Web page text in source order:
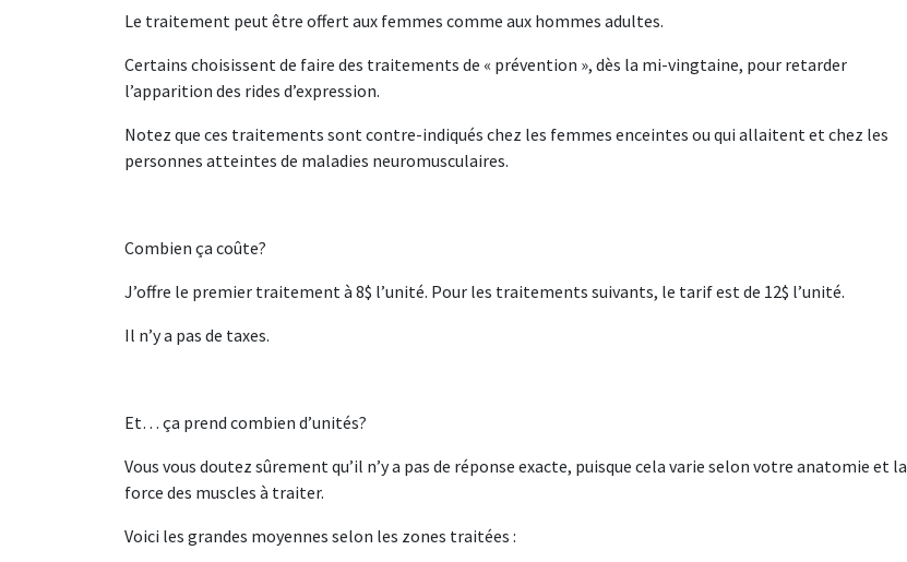
Le traitement peut être offert aux femmes comme aux hommes adultes.
Certains choisissent de faire des traitements de « prévention », dès la mi-vingtaine, pour retarder
l’apparition des rides d’expression.
Notez que ces traitements sont contre-indiqués chez les femmes enceintes ou qui allaitent et chez les
personnes atteintes de maladies neuromusculaires.
Combien ça coûte?
J’offre le premier traitement à 8$ l’unité. Pour les traitements suivants, le tarif est de 12$ l’unité.
Il n’y a pas de taxes.
Et… ça prend combien d’unités?
Vous vous doutez sûrement qu’il n’y a pas de réponse exacte, puisque cela varie selon votre anatomie et la
force des muscles à traiter.
Voici les grandes moyennes selon les zones traitées :